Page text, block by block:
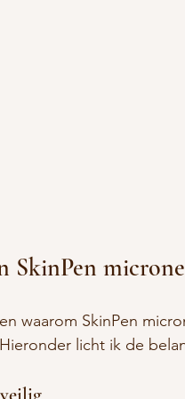
SkinPen
waarom SkinPen
licht ik de